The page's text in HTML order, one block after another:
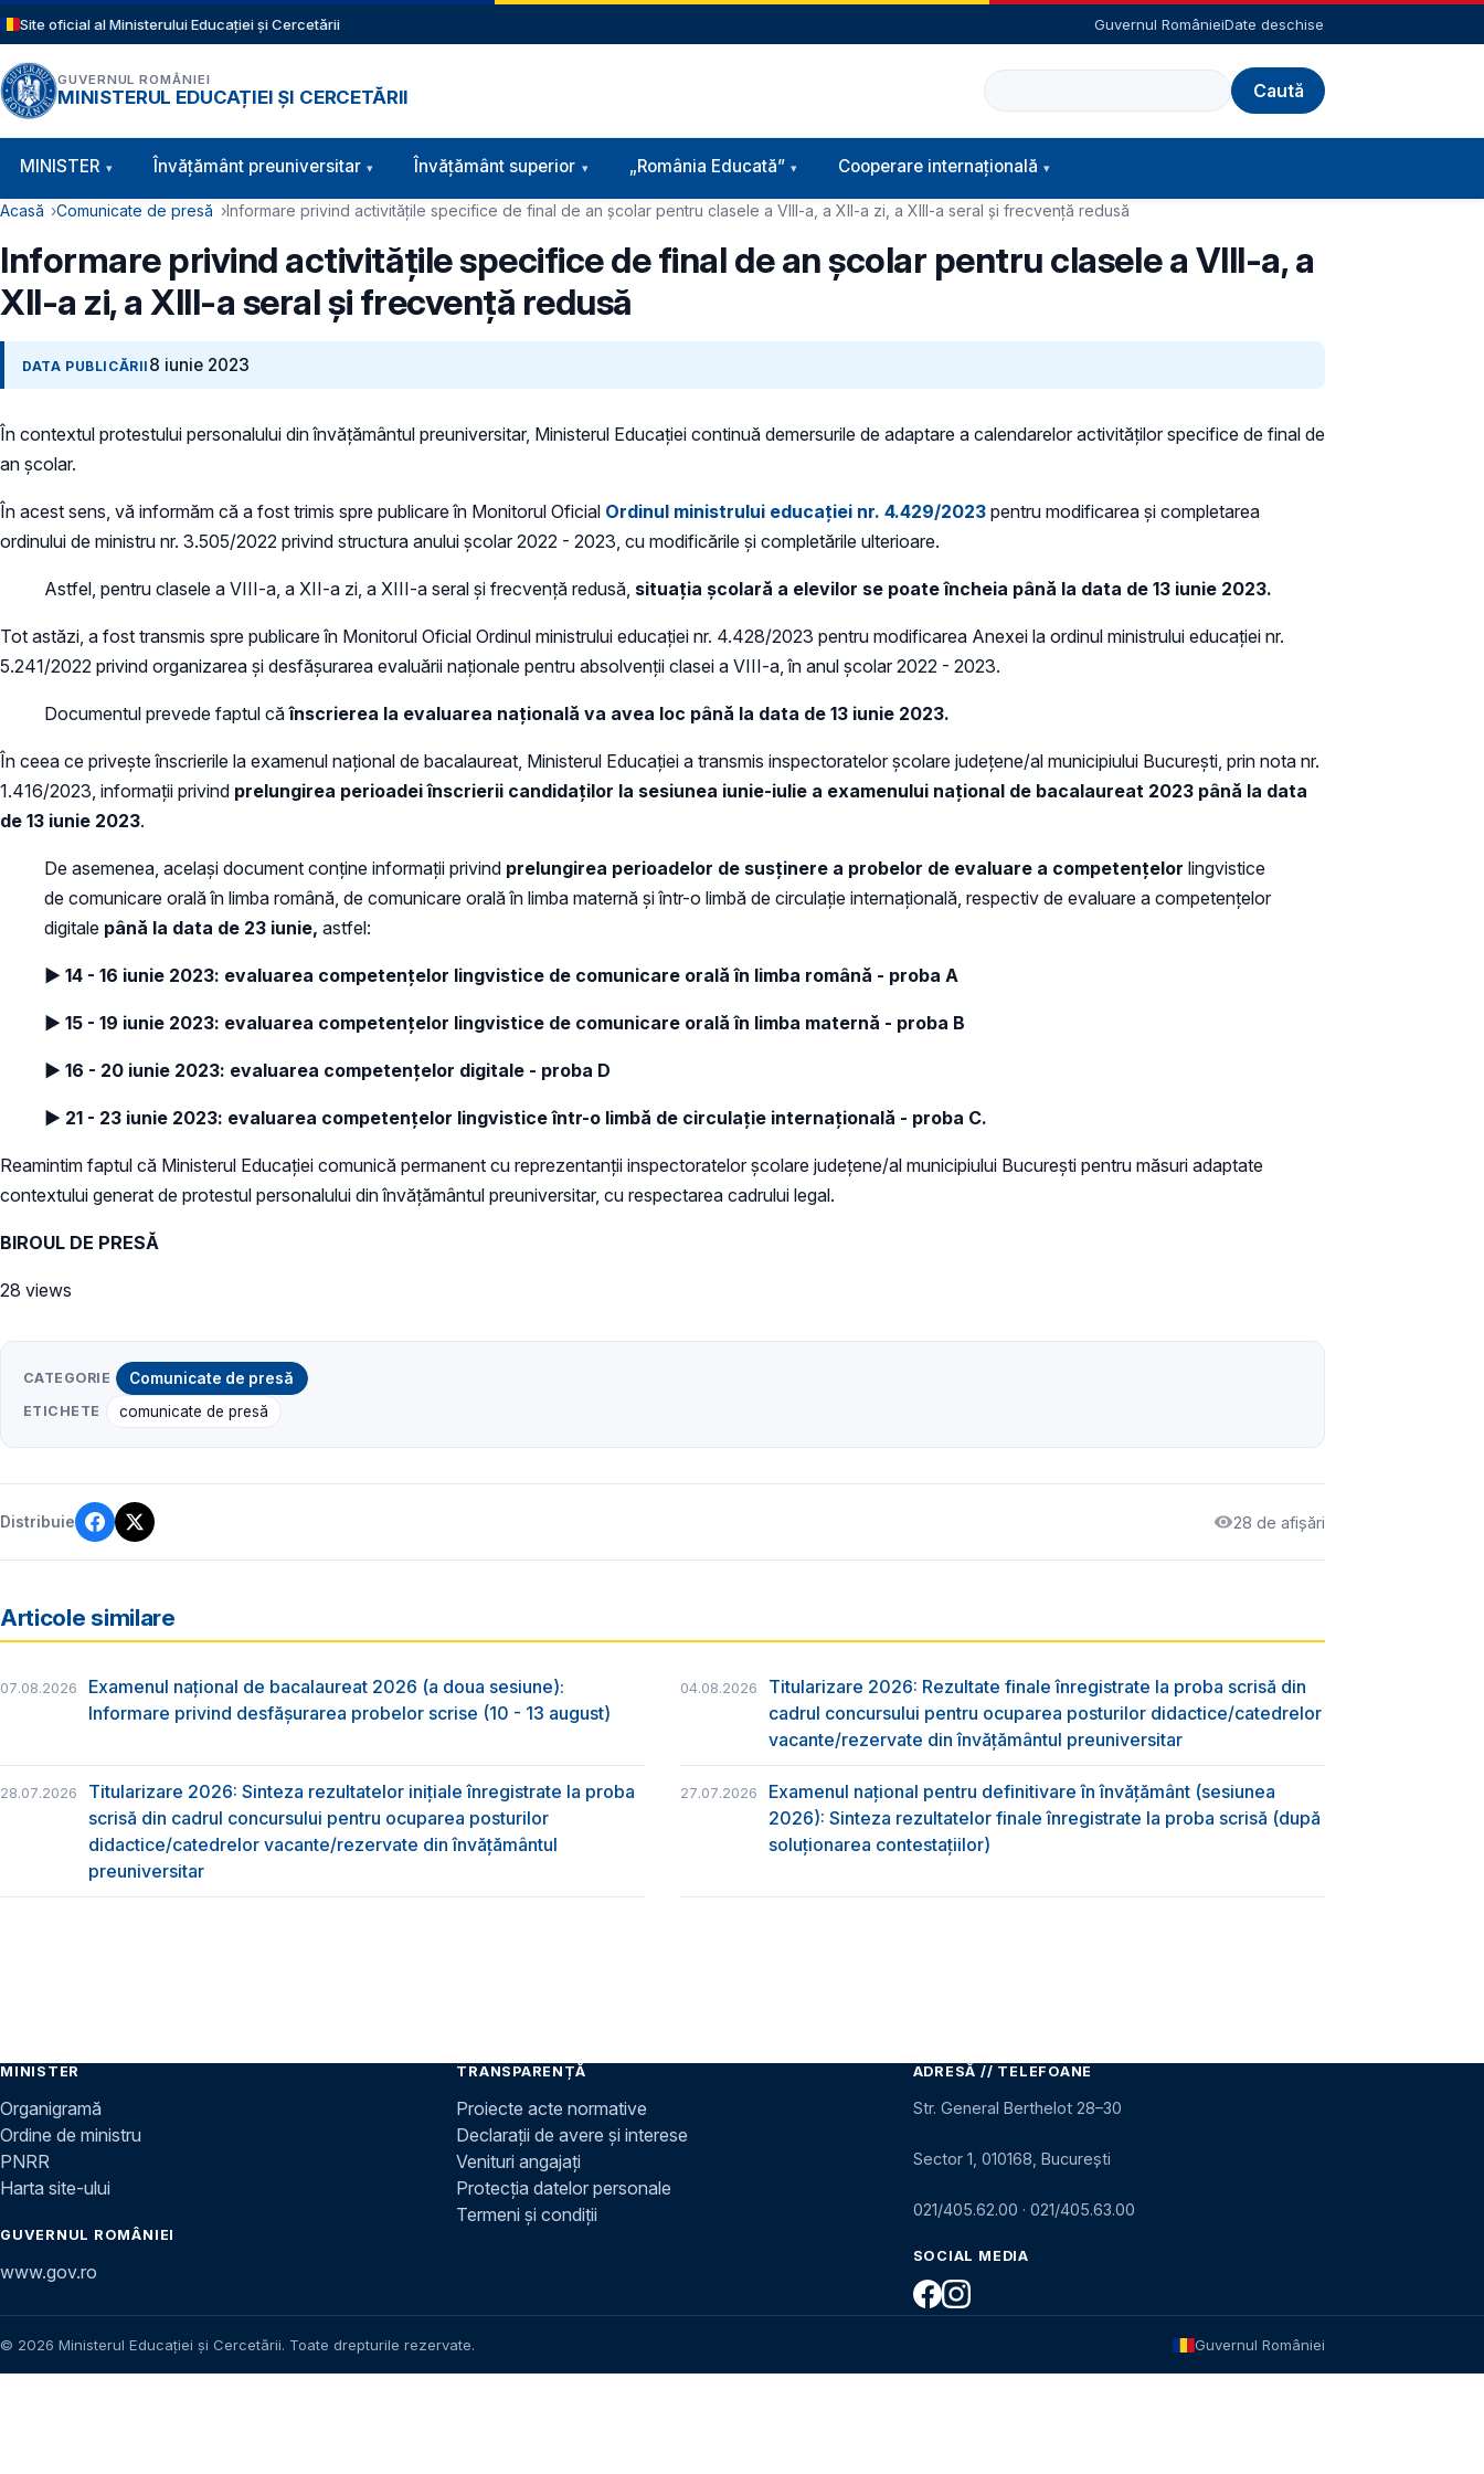
Sari la conținutul principal
Site oficial al Ministerului Educației și Cercetării Guvernul RomânieiDate deschise
GUVERNUL ROMÂNIEI
MINISTERUL EDUCAȚIEI ȘI CERCETĂRII
Caută
Navigație principală
MINISTER Învăţământ preuniversitar Învățământ superior „România Educată” Cooperare internațională
Cale de navigare
Acasă Comunicate de presă Informare privind activitățile specifice de final de an școlar pentru clasele a VIII-a, a XII-a zi, a XIII-a seral și frecvență redusă
Informare privind activitățile specifice de final de an școlar pentru clasele a VIII-a, a
XII-a zi, a XIII-a seral și frecvență redusă
DATA PUBLICĂRII 8 iunie 2023
În contextul protestului personalului din învățământul preuniversitar, Ministerul Educației continuă demersurile de adaptare a calendarelor activităților specifice de final de
an școlar.
În acest sens, vă informăm că a fost trimis spre publicare în Monitorul Oficial Ordinul ministrului educației nr. 4.429/2023 pentru modificarea și completarea
ordinului de ministru nr. 3.505/2022 privind structura anului școlar 2022 - 2023, cu modificările și completările ulterioare.
Astfel, pentru clasele a VIII-a, a XII-a zi, a XIII-a seral și frecvență redusă, situația școlară a elevilor se poate încheia până la data de 13 iunie 2023.
Tot astăzi, a fost transmis spre publicare în Monitorul Oficial Ordinul ministrului educației nr. 4.428/2023 pentru modificarea Anexei la ordinul ministrului educației nr.
5.241/2022 privind organizarea și desfășurarea evaluării naționale pentru absolvenții clasei a VIII-a, în anul școlar 2022 - 2023.
Documentul prevede faptul căînscrierea la evaluarea națională va avea loc până la data de 13 iunie 2023.
În ceea ce privește înscrierile la examenul național de bacalaureat, Ministerul Educației a transmis inspectoratelor școlare județene/al municipiului București, prin nota nr.
1.416/2023, informații privind prelungirea perioadei înscrierii candidaților la sesiunea iunie-iulie a examenului național de bacalaureat 2023 până la data
de 13 iunie 2023.
De asemenea, același document conține informații privind prelungirea perioadelor de susținere a probelor de evaluare a competențelor lingvistice
de comunicare orală în limba română, de comunicare orală în limba maternă și într-o limbă de circulație internațională, respectiv de evaluare a competențelor
digitale până la data de 23 iunie, astfel:
► 14 - 16 iunie 2023: evaluarea competențelor lingvistice de comunicare orală în limba română - proba A
► 15 - 19 iunie 2023: evaluarea competențelor lingvistice de comunicare orală în limba maternă - proba B
► 16 - 20 iunie 2023: evaluarea competențelor digitale - proba D
► 21 - 23 iunie 2023: evaluarea competențelor lingvistice într-o limbă de circulație internațională - proba C.
Reamintim faptul că Ministerul Educației comunică permanent cu reprezentanții inspectoratelor școlare județene/al municipiului București pentru măsuri adaptate
contextului generat de protestul personalului din învățământul preuniversitar, cu respectarea cadrului legal.
BIROUL DE PRESĂ
28 views
CATEGORIE Comunicate de presă
ETICHETE comunicate de presă
Distribuie 28 de afișări
Articole similare
07.08.2026
Examenul național de bacalaureat 2026 (a doua sesiune):
Informare privind desfășurarea probelor scrise (10 - 13 august)
04.08.2026
Titularizare 2026: Rezultate finale înregistrate la proba scrisă din
cadrul concursului pentru ocuparea posturilor didactice/catedrelor
vacante/rezervate din învăţământul preuniversitar
28.07.2026
Titularizare 2026: Sinteza rezultatelor inițiale înregistrate la proba
scrisă din cadrul concursului pentru ocuparea posturilor
didactice/catedrelor vacante/rezervate din învăţământul
preuniversitar
27.07.2026
Examenul național pentru definitivare în învățământ (sesiunea
2026): Sinteza rezultatelor finale înregistrate la proba scrisă (după
soluționarea contestațiilor)
MINISTER
Organigramă
Ordine de ministru
PNRR
Harta site-ului
GUVERNUL ROMÂNIEI
www.gov.ro
TRANSPARENȚĂ
Proiecte acte normative
Declarații de avere și interese
Venituri angajați
Protecția datelor personale
Termeni și condiții
ADRESĂ // TELEFOANE
Str. General Berthelot 28–30
Sector 1, 010168, București
021/405.62.00 · 021/405.63.00
SOCIAL MEDIA
© 2026 Ministerul Educației și Cercetării. Toate drepturile rezervate. Guvernul României